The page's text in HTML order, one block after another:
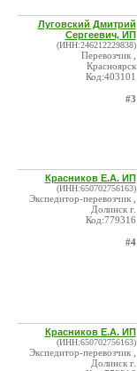
Луговский Дмитрий
Сергеевич, ИП
(ИНН:246212229838)
Перевозчик ,
Красноярск
Код:403101
#3
Красников Е.А. ИП
(ИНН:650702756163)
Экспедитор-перевозчик ,
Долинск г.
Код:779316
#4
Красников Е.А. ИП
(ИНН:650702756163)
Экспедитор-перевозчик ,
Долинск г.